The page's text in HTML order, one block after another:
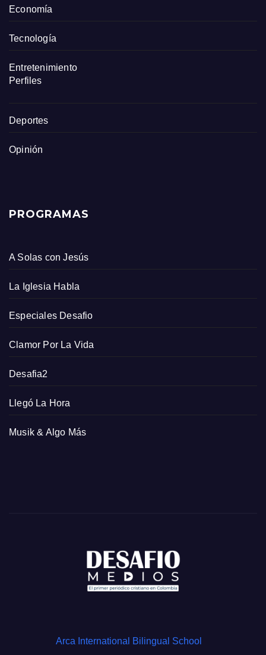
Economía
Tecnología
Entretenimiento
Perfiles
Deportes
Opinión
PROGRAMAS
A Solas con Jesús
La Iglesia Habla
Especiales Desafio
Clamor Por La Vida
Desafia2
Llegó La Hora
Musik & Algo Más
Arca International Bilingual School